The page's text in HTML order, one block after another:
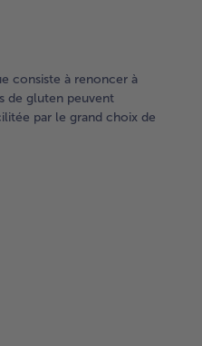
consiste à renoncer à
de gluten peuvent
par le grand choix de